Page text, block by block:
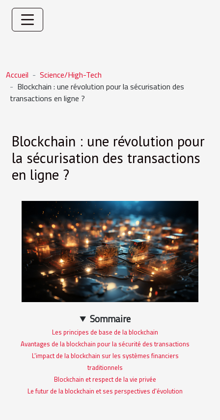
Accueil
Science/High-Tech
Blockchain : une révolution pour la sécurisation des
transactions en ligne ?
Blockchain : une révolution pour
la sécurisation des transactions
en ligne ?
Sommaire
Les principes de base de la blockchain
Avantages de la blockchain pour la sécurité des transactions
L'impact de la blockchain sur les systèmes financiers
traditionnels
Blockchain et respect de la vie privée
Le futur de la blockchain et ses perspectives d'évolution